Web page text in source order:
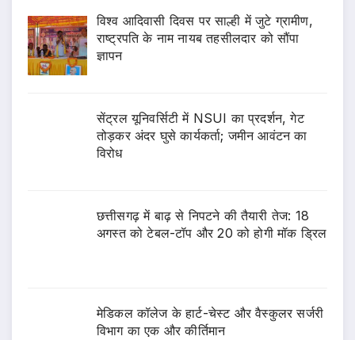
विश्व आदिवासी दिवस पर साल्ही में जुटे ग्रामीण,
राष्ट्रपति के नाम नायब तहसीलदार को सौंपा
ज्ञापन
सेंट्रल यूनिवर्सिटी में NSUI का प्रदर्शन, गेट
तोड़कर अंदर घुसे कार्यकर्ता; जमीन आवंटन का
विरोध
छत्तीसगढ़ में बाढ़ से निपटने की तैयारी तेज: 18
अगस्त को टेबल-टॉप और 20 को होगी मॉक ड्रिल
​मेडिकल कॉलेज के हार्ट-चेस्ट और वैस्कुलर सर्जरी
विभाग का एक और कीर्तिमान